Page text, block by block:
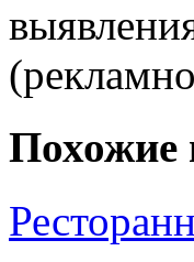
Похожие